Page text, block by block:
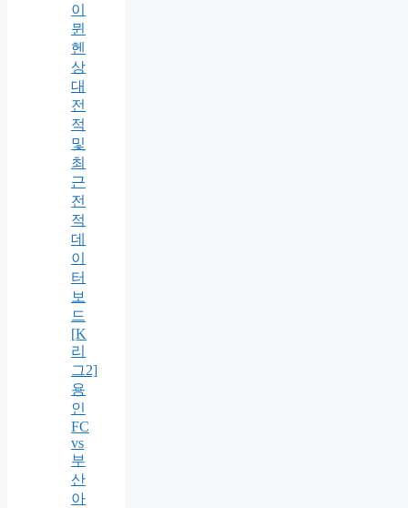
이
뮌
헨
상
대
전
적
및
최
근
전
적
데
이
터
보
드
[K
리
그2]
용
인
FC
vs
부
산
아